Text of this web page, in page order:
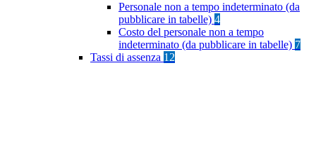
Personale non a tempo indeterminato (da
pubblicare in tabelle) 4
Costo del personale non a tempo
indeterminato (da pubblicare in tabelle) 7
Tassi di assenza 12